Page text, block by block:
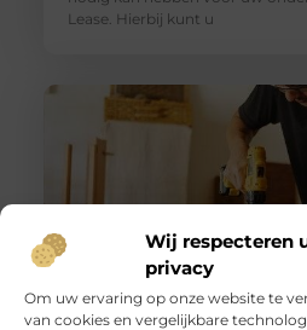
Wij respecteren
privacy
Om uw ervaring op onze website te
van cookies en vergelijkbare
Lease. Hierbij kunt u